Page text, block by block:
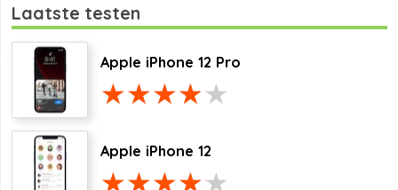
Laatste testen
Apple iPhone 12 Pro
Apple iPhone 12